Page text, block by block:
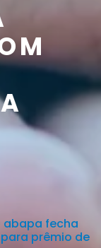
abapa fecha
prêmio de